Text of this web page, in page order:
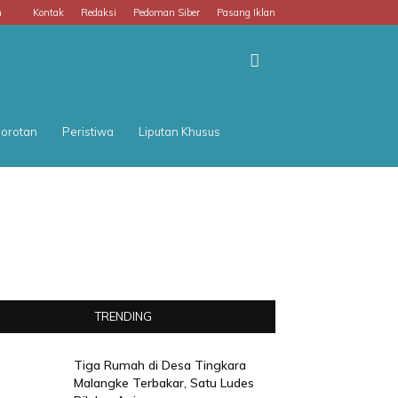
Kontak Redaksi Pedoman Siber Pasang Iklan
Peristiwa Liputan Khusus
TRENDING
Tiga Rumah di Desa Tingkara
Malangke Terbakar, Satu Ludes